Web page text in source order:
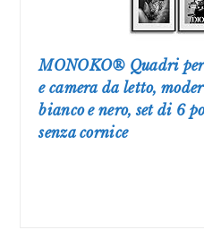
MONOKO® Quadri
e camera da letto,
bianco e nero, set di 6
senza cornice